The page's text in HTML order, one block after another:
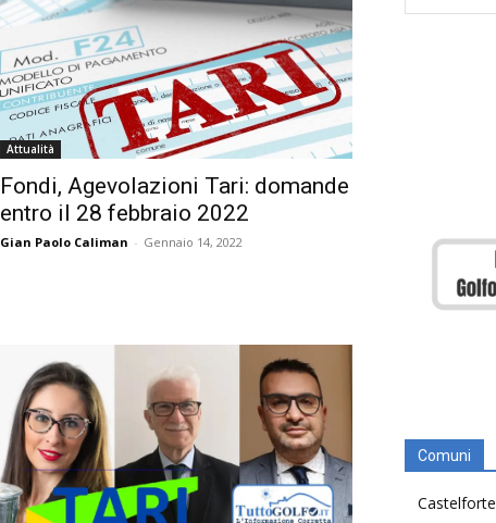
Attualità
Fondi, Agevolazioni Tari: domande
entro il 28 febbraio 2022
Gian Paolo Caliman - Gennaio 14, 2022
Comuni
Castelforte